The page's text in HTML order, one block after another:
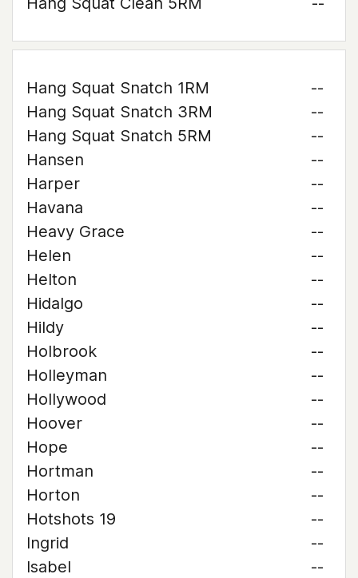
Hang Squat Snatch 1RM
--
Hang Squat Snatch 3RM
--
Hang Squat Snatch 5RM
--
Hansen
--
Harper
--
Havana
--
Heavy Grace
--
Helen
--
Helton
--
Hidalgo
--
Hildy
--
Holbrook
--
Holleyman
--
Hollywood
--
Hoover
--
Hope
--
Hortman
--
Horton
--
Hotshots 19
--
Ingrid
--
Isabel
--